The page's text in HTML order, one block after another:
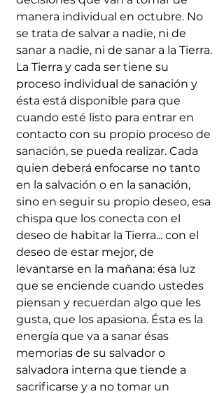
manera individual en octubre. No
se trata de salvar a nadie, ni de
sanar a nadie, ni de sanar a la Tierra.
La Tierra y cada ser tiene su
proceso individual de sanación y
ésta está disponible para que
cuando esté listo para entrar en
contacto con su propio proceso de
sanación, se pueda realizar. Cada
quien deberá enfocarse no tanto
en la salvación o en la sanación,
sino en seguir su propio deseo, esa
chispa que los conecta con el
deseo de habitar la Tierra... con el
deseo de estar mejor, de
levantarse en la mañana: ésa luz
que se enciende cuando ustedes
piensan y recuerdan algo que les
gusta, que los apasiona. Ésta es la
energía que va a sanar ésas
memorias de su salvador o
salvadora interna que tiende a
sacrificarse y a no tomar un